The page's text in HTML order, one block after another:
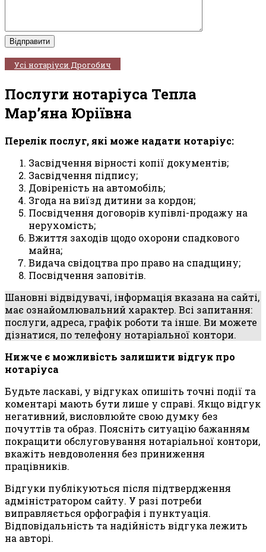
Усі нотаріуси Дрогобич
Послуги нотаріуса Тепла
Мар’яна Юріївна
Перелік послуг, які може надати нотаріус:
Засвідчення вірності копії документів;
Засвідчення підпису;
Довіреність на автомобіль;
Згода на виїзд дитини за кордон;
Посвідчення договорів купівлі-продажу на
нерухомість;
Вжиття заходів щодо охорони спадкового
майна;
Видача свідоцтва про право на спадщину;
Посвідчення заповітів.
Шановні відвідувачі, інформація вказана на сайті,
має ознайомлювальний характер. Всі запитання:
послуги, адреса, графік роботи та інше. Ви можете
дізнатися, по телефону нотаріальної контори.
Нижче є можливість залишити відгук про
нотаріуса
Будьте ласкаві, у відгуках опишіть точні події та
коментарі мають бути лише у справі. Якщо відгук
негативний, висловлюйте свою думку без
почуттів та образ. Поясніть ситуацію бажанням
покращити обслуговування нотаріальної контори,
вкажіть невдоволення без приниження
працівників.
Відгуки публікуються після підтвердження
адміністратором сайту. У разі потреби
виправляється орфографія і пунктуація.
Відповідальність та надійність відгука лежить
на авторі.